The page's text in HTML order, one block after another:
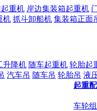
重机 岸边集装箱起重机
机 抓斗卸船机 集装箱正面
升降机 随车起重机 轮胎起
汽车吊 随车吊 轮胎吊 液
起重
车轮组